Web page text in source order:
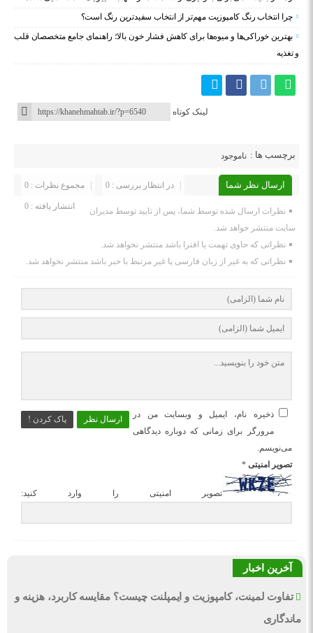
چرا انتخاب رنگ کامپوزیت مهم‌تر از انتخاب سفیدترین رنگ است؟
بهترین خوراکی‌ها و میوه‌ها برای کاهش فشار خون بالا؛ راهنمای جامع متخصصان قلب
و تغذیه
لینک کوتاه
برچسب ها : ناموجود
ارسال نظر شما مجموع نظرات : 0 در انتظار بررسی : 0
انتشار یافته : 0
نظرات ارسال شده توسط شما، پس از تایید توسط مدیران
سایت منتشر خواهد شد.
نظراتی که حاوی تهمت یا افترا باشد منتشر نخواهد شد.
نظراتی که به غیر از زبان فارسی یا غیر مرتبط با خبر باشد منتشر نخواهد شد.
ارسال نظر پاک کردن !
ذخیره نام، ایمیل و وبسایت من در
مرورگر برای زمانی که دوباره دیدگاهی
می‌نویسم.
تصویر امنیتی *
تصویر امنیتی را وارد کنید:
آخرین اخبار
تفاوت لمینت، کامپوزیت و ایمپلنت چیست؟ مقایسه کاربرد، هزینه و
ماندگاری